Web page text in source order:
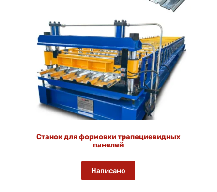
Станок для формовки трапециевидных
панелей
Написано